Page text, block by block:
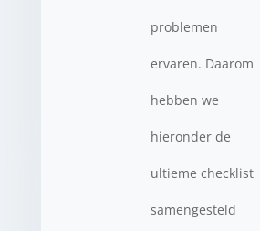
problemen
ervaren. Daarom
hebben we
hieronder de
ultieme checklist
samengesteld